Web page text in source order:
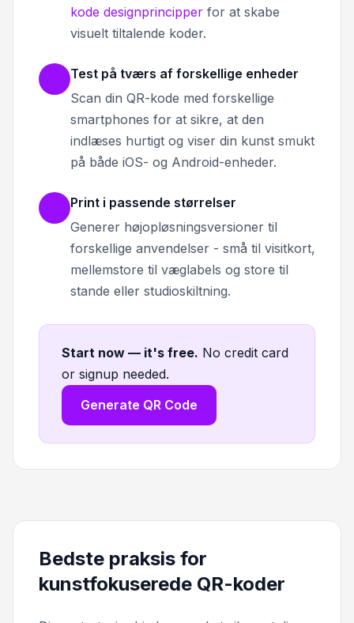
kode designprincipper for at skabe
visuelt tiltalende koder.
Test på tværs af forskellige enheder
Scan din QR-kode med forskellige
smartphones for at sikre, at den
indlæses hurtigt og viser din kunst smukt
på både iOS- og Android-enheder.
Print i passende størrelser
Generer højopløsningsversioner til
forskellige anvendelser - små til visitkort,
mellemstore til væglabels og store til
stande eller studioskiltning.
Start now — it's free. No credit card
or signup needed.
Generate QR Code
Bedste praksis for
kunstfokuserede QR-koder